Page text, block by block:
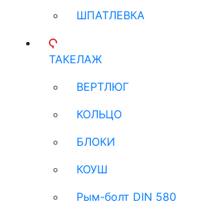
ШПАТЛЕВКА
ТАКЕЛАЖ
ВЕРТЛЮГ
КОЛЬЦО
БЛОКИ
КОУШ
Рым-болт DIN 580